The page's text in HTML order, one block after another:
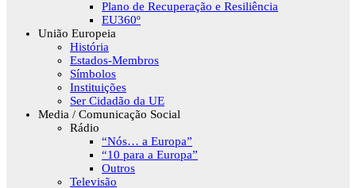
Plano de Recuperação e Resiliência
EU360º
União Europeia
História
Estados-Membros
Símbolos
Instituições
Ser Cidadão da UE
Media / Comunicação Social
Rádio
“Nós… a Europa”
“10 para a Europa”
Outros
Televisão